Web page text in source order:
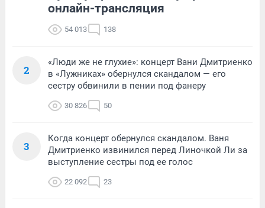
онлайн-трансляция
54 013 138
2
«Люди же не глухие»: концерт Вани Дмитриенко
в «Лужниках» обернулся скандалом — его
сестру обвинили в пении под фанеру
30 826 50
3
Когда концерт обернулся скандалом. Ваня
Дмитриенко извинился перед Линочкой Ли за
выступление сестры под ее голос
22 092 23